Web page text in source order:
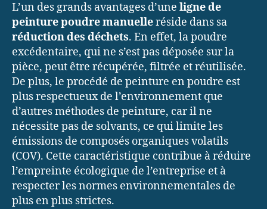
L’un des grands avantages d’une ligne de
peinture poudre manuelleréside dans sa
réduction des déchets. En effet, la poudre
excédentaire, qui ne s’est pas déposée sur la
pièce, peut être récupérée, filtrée et réutilisée.
De plus, le procédé de peinture en poudre est
plus respectueux de l’environnement que
d’autres méthodes de peinture, car il ne
nécessite pas de solvants, ce qui limite les
émissions de composés organiques volatils
(COV). Cette caractéristique contribue à réduire
l’empreinte écologique de l’entreprise et à
respecter les normes environnementales de
plus en plus strictes.